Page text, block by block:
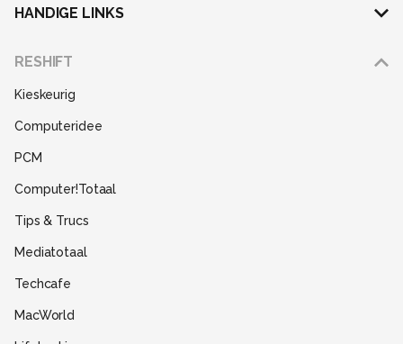
HANDIGE LINKS
RESHIFT
Kieskeurig
Computeridee
PCM
Computer!Totaal
Tips & Trucs
Mediatotaal
Techcafe
MacWorld